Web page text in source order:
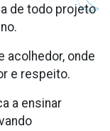
de todo projeto
acolhedor, onde
e respeito.
a ensinar